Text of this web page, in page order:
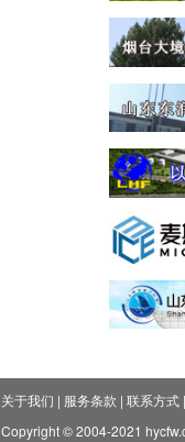
关于我们 | 服务条款 | 联系方式|
Copyright © 2004-2021